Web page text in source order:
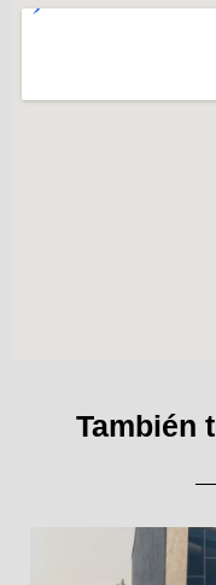
También